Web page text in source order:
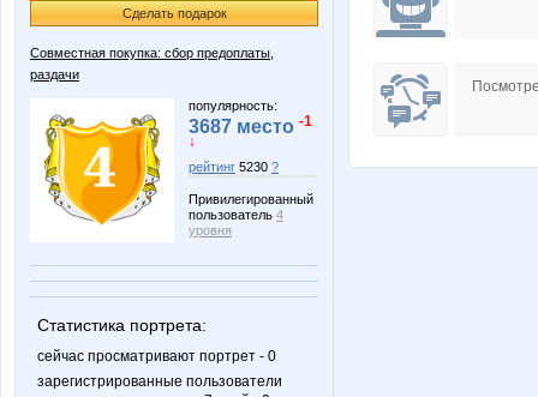
Сделать подарок
Совместная покупка: сбор предоплаты,
раздачи
популярность:
3687 место -1
↓
рейтинг 5230 ?
Привилегированный
пользователь 4
уровня
Статистика портрета:
сейчас просматривают портрет - 0
зарегистрированные пользователи
Mansurik